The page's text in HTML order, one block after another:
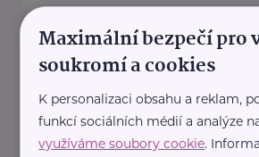
Divadlo Ve středu
Vančurova 461 Lanškroun
www.divadlovestredu.cz
+420 775 033 655
Maximální bezpečí pro
soukromí a cookies
K personalizaci obsahu a reklam,
funkcí sociálních médií a analýze
využíváme soubory cookie.